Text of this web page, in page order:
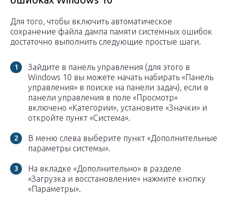
Для того, чтобы включить автоматическое
сохранение файла дампа памяти системных ошибок
достаточно выполнить следующие простые шаги.
Зайдите в панель управления (для этого в
Windows 10 вы можете начать набирать «Панель
управления» в поиске на панели задач), если в
панели управления в поле «Просмотр»
включено «Категории», установите «Значки» и
откройте пункт «Система».
В меню слева выберите пункт «Дополнительные
параметры системы».
На вкладке «Дополнительно» в разделе
«Загрузка и восстановление» нажмите кнопку
«Параметры».